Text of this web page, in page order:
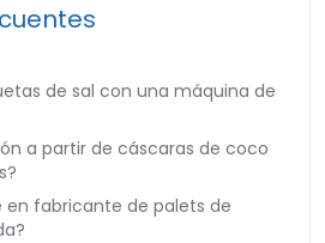
de sal con una máquina de
a partir de cáscaras de coco
en fabricante de palets de